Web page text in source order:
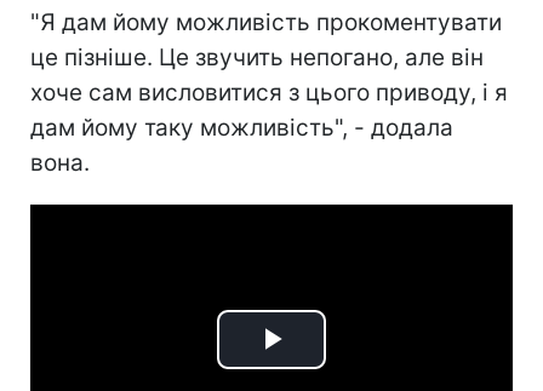
"Я дам йому можливість прокоментувати
це пізніше. Це звучить непогано, але він
хоче сам висловитися з цього приводу, і я
дам йому таку можливість", - додала
вона.
Play